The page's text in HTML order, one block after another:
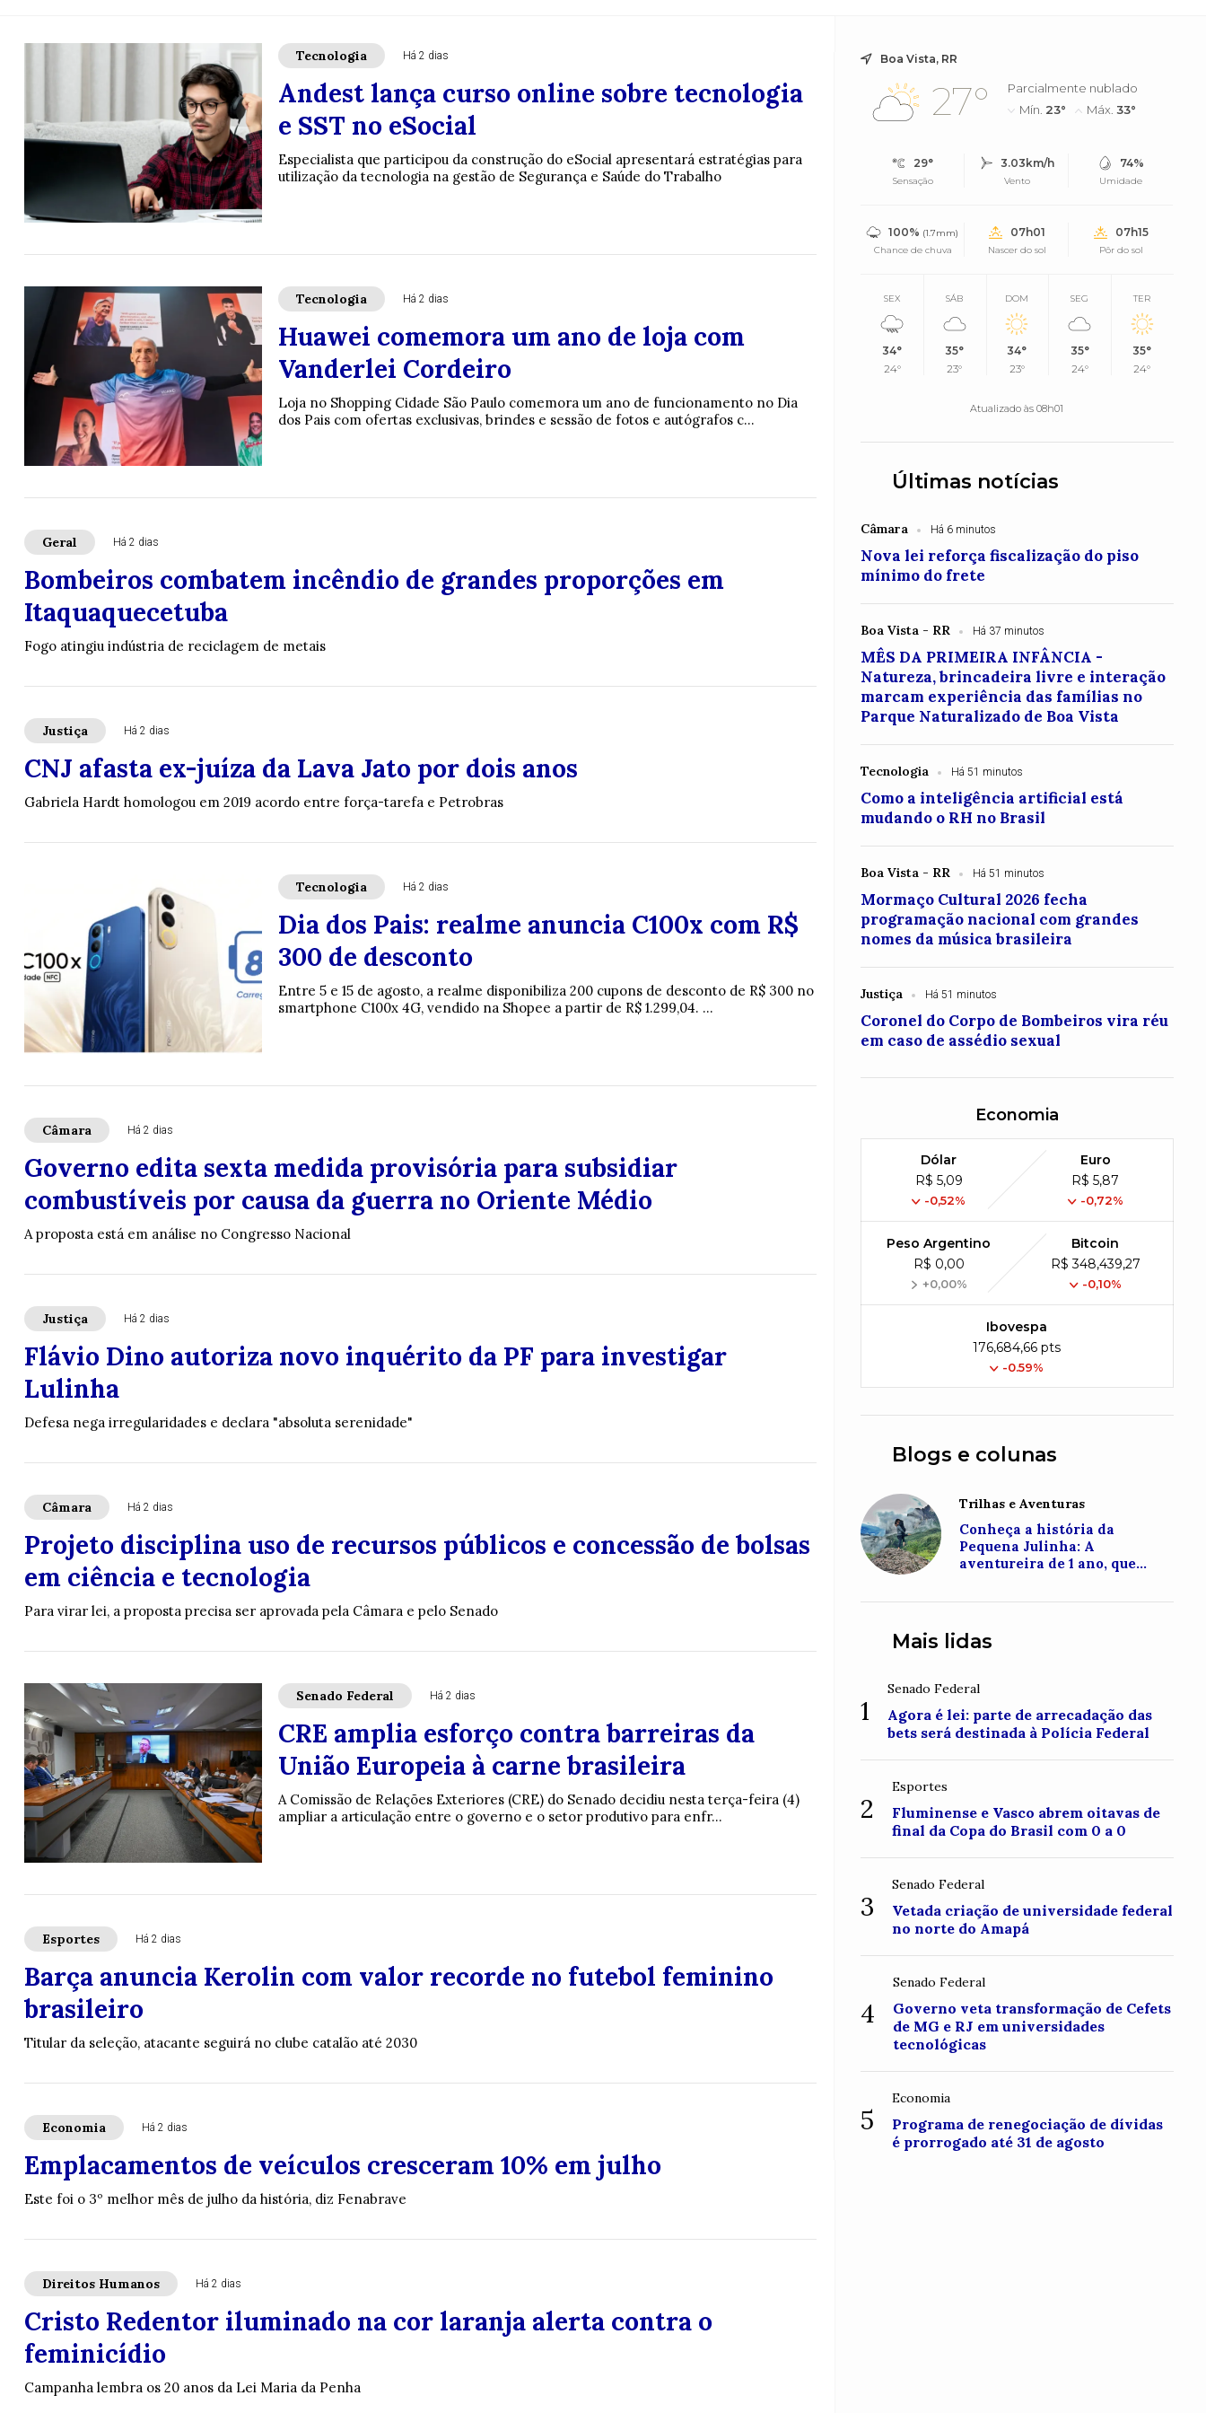
Tecnologia Há 2 dias
Andest lança curso online sobre tecnologia
e SST no eSocial
Especialista que participou da construção do eSocial apresentará estratégias para
utilização da tecnologia na gestão de Segurança e Saúde do Trabalho
Tecnologia Há 2 dias
Huawei comemora um ano de loja com
Vanderlei Cordeiro
Loja no Shopping Cidade São Paulo comemora um ano de funcionamento no Dia
dos Pais com ofertas exclusivas, brindes e sessão de fotos e autógrafos c...
Geral Há 2 dias
Bombeiros combatem incêndio de grandes proporções em
Itaquaquecetuba
Fogo atingiu indústria de reciclagem de metais
Justiça Há 2 dias
CNJ afasta ex-juíza da Lava Jato por dois anos
Gabriela Hardt homologou em 2019 acordo entre força-tarefa e Petrobras
Tecnologia Há 2 dias
Dia dos Pais: realme anuncia C100x com R$
300 de desconto
Entre 5 e 15 de agosto, a realme disponibiliza 200 cupons de desconto de R$ 300 no
smartphone C100x 4G, vendido na Shopee a partir de R$ 1.299,04. ...
Câmara Há 2 dias
Governo edita sexta medida provisória para subsidiar
combustíveis por causa da guerra no Oriente Médio
A proposta está em análise no Congresso Nacional
Justiça Há 2 dias
Flávio Dino autoriza novo inquérito da PF para investigar
Lulinha
Defesa nega irregularidades e declara "absoluta serenidade"
Câmara Há 2 dias
Projeto disciplina uso de recursos públicos e concessão de bolsas
em ciência e tecnologia
Para virar lei, a proposta precisa ser aprovada pela Câmara e pelo Senado
Senado Federal Há 2 dias
CRE amplia esforço contra barreiras da
União Europeia à carne brasileira
A Comissão de Relações Exteriores (CRE) do Senado decidiu nesta terça-feira (4)
ampliar a articulação entre o governo e o setor produtivo para enfr...
Esportes Há 2 dias
Barça anuncia Kerolin com valor recorde no futebol feminino
brasileiro
Titular da seleção, atacante seguirá no clube catalão até 2030
Economia Há 2 dias
Emplacamentos de veículos cresceram 10% em julho
Este foi o 3º melhor mês de julho da história, diz Fenabrave
Direitos Humanos Há 2 dias
Cristo Redentor iluminado na cor laranja alerta contra o
feminicídio
Campanha lembra os 20 anos da Lei Maria da Penha
Boa Vista, RR
27°
Parcialmente nublado
Mín. 23° Máx.33°
29°
Sensação
3.03km/h
Vento
74%
Umidade
100% (1.7mm)
Chance de chuva
07h01
Nascer do sol
07h15
Pôr do sol
SEX
34°
24°
SÁB
35°
23°
DOM
34°
23°
SEG
35°
24°
TER
35°
24°
Atualizado às 08h01
Últimas notícias
Câmara Há 6 minutos
Nova lei reforça fiscalização do piso
mínimo do frete
Boa Vista - RR Há 37 minutos
MÊS DA PRIMEIRA INFÂNCIA -
Natureza, brincadeira livre e interação
marcam experiência das famílias no
Parque Naturalizado de Boa Vista
Tecnologia Há 51 minutos
Como a inteligência artificial está
mudando o RH no Brasil
Boa Vista - RR Há 51 minutos
Mormaço Cultural 2026 fecha
programação nacional com grandes
nomes da música brasileira
Justiça Há 51 minutos
Coronel do Corpo de Bombeiros vira réu
em caso de assédio sexual
Economia
Dólar
R$ 5,09
-0,52%
Euro
R$ 5,87
-0,72%
Peso Argentino
R$ 0,00
+0,00%
Bitcoin
R$ 348,439,27
-0,10%
Ibovespa
176,684,66 pts
-0.59%
Blogs e colunas
Trilhas e Aventuras
Conheça a história da
Pequena Julinha: A
aventureira de 1 ano, que
Roraima
Mais lidas
1
Senado Federal
Agora é lei: parte de arrecadação das
bets será destinada à Polícia Federal
2
Esportes
Fluminense e Vasco abrem oitavas de
final da Copa do Brasil com 0 a 0
3
Senado Federal
Vetada criação de universidade federal
no norte do Amapá
4
Senado Federal
Governo veta transformação de Cefets
de MG e RJ em universidades
tecnológicas
5
Economia
Programa de renegociação de dívidas
é prorrogado até 31 de agosto